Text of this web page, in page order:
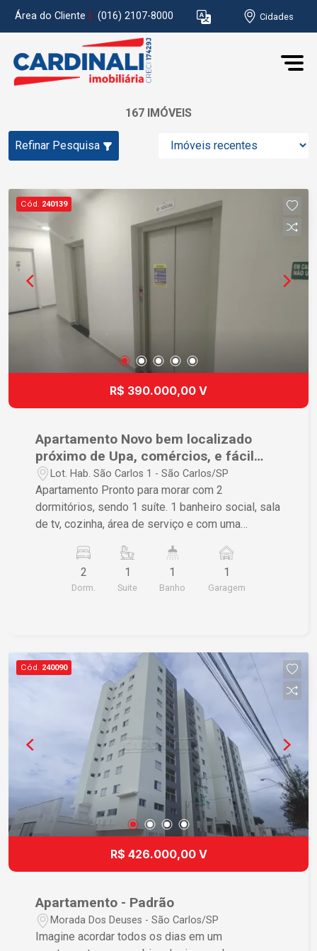
Área do Cliente (016) 2107-8000 Cidades
167 IMÓVEIS
Refinar Pesquisa
Cód. 240139
R$ 390.000,00 V
Apartamento Novo bem localizado
próximo de Upa, comércios, e fácil
acesso a outros bairro pela avenida.
Lot. Hab. São Carlos 1 - São Carlos/SP
Apartamento Pronto para morar com 2
dormitórios, sendo 1 suíte. 1 banheiro social, sala
de tv, cozinha, área de serviço e com uma
2
Dorm.
1
Suite
1
Banho
1
Garagem
Cód. 240090
R$ 426.000,00 V
Apartamento - Padrão
Morada Dos Deuses - São Carlos/SP
Imagine acordar todos os dias em um